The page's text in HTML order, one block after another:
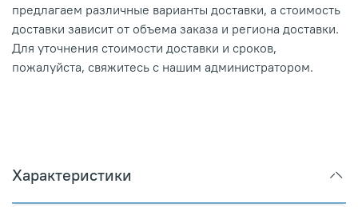
предлагаем различные варианты доставки, а стоимость
доставки зависит от объема заказа и региона доставки.
Для уточнения стоимости доставки и сроков,
пожалуйста, свяжитесь с нашим администратором.
Характеристики